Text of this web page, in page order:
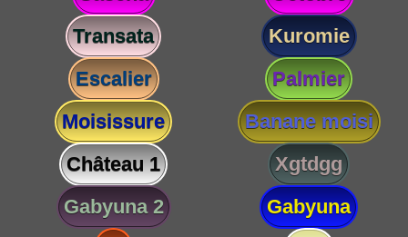
Transata
Kuromie
Escalier
Palmier
Moisissure
Banane moisi
Château 1
Xgtdgg
Gabyuna 2
Gabyuna